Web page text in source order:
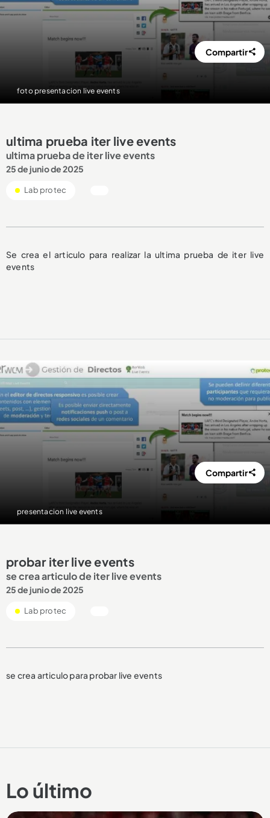
foto presentacion live events
Compartir
ultima prueba iter live events
ultima prueba de iter live events
25 de junio de 2025
Lab protec
Se crea el articulo para realizar la ultima prueba de iter live
events
presentacion live events
Compartir
probar iter live events
se crea articulo de iter live events
25 de junio de 2025
Lab protec
se crea articulo para probar live events
Lo último